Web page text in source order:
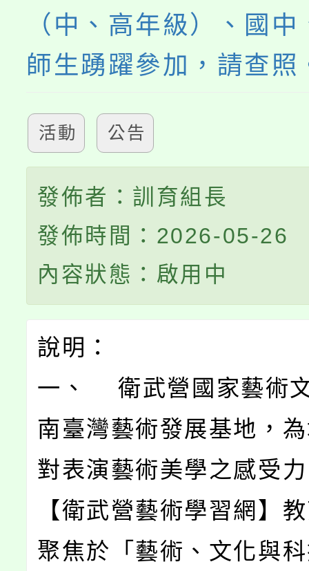
（中、高年級）、國
師生踴躍參加，請查照
活動 公告
發佈者：訓育組長
發佈時間：2026-05-26
內容狀態：啟用中
說明：
一、 衛武營國家藝術
南臺灣藝術發展基地，
對表演藝術美學之感受
【衛武營藝術學習網】
聚焦於「藝術、文化與